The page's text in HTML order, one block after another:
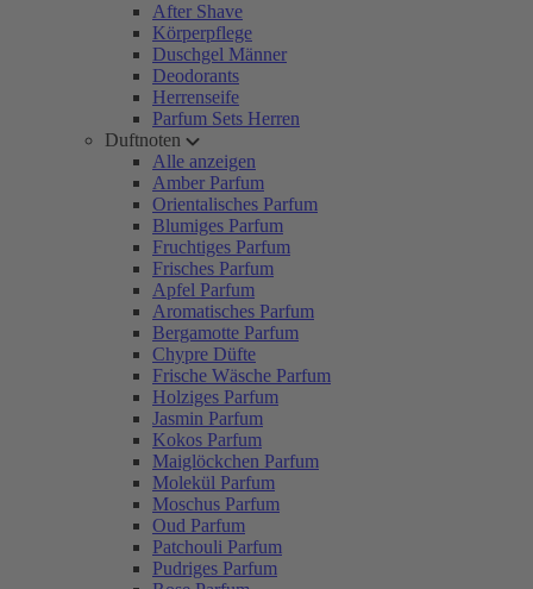
After Shave
Körperpflege
Duschgel Männer
Deodorants
Herrenseife
Parfum Sets Herren
Duftnoten
Alle anzeigen
Amber Parfum
Orientalisches Parfum
Blumiges Parfum
Fruchtiges Parfum
Frisches Parfum
Apfel Parfum
Aromatisches Parfum
Bergamotte Parfum
Chypre Düfte
Frische Wäsche Parfum
Holziges Parfum
Jasmin Parfum
Kokos Parfum
Maiglöckchen Parfum
Molekül Parfum
Moschus Parfum
Oud Parfum
Patchouli Parfum
Pudriges Parfum